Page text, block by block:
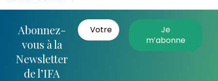
Abonnez-
vous à la
Newsletter
de l’IFA